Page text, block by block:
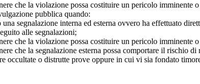
che la violazione possa costituire un pericolo imminente
pubblica quando:
segnalazione interna ed esterna ovvero ha effettuato
alle segnalazioni;
che la violazione possa costituire un pericolo imminente
che la segnalazione esterna possa comportare il rischio
occultate o distrutte prove oppure in cui vi sia fondato